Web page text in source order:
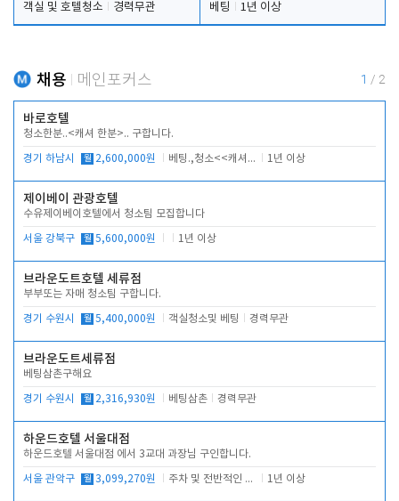
객실 및 호텔청소
경력무관
베팅
1년 이상
채용 메인포커스 1 / 2
바로호텔
청소한분..<캐셔 한분>.. 구합니다.
경기 하남시 월 2,600,000원 베팅.,청소<<캐셔 모셔봅니다. 1년 이상
제이베이 관광호텔
수유제이베이호텔에서 청소팀 모집합니다
서울 강북구 월 5,600,000원 1년 이상
브라운도트호텔 세류점
부부또는 자매 청소팀 구합니다.
경기 수원시 월 5,400,000원 객실청소및 베팅 경력무관
브라운도트세류점
베팅삼촌구해요
경기 수원시 월 2,316,930원 베팅삼촌 경력무관
하운드호텔 서울대점
하운드호텔 서울대점 에서 3교대 과장님 구인합니다.
서울 관악구 월 3,099,270원 주차 및 전반적인 당번업무 1년 이상